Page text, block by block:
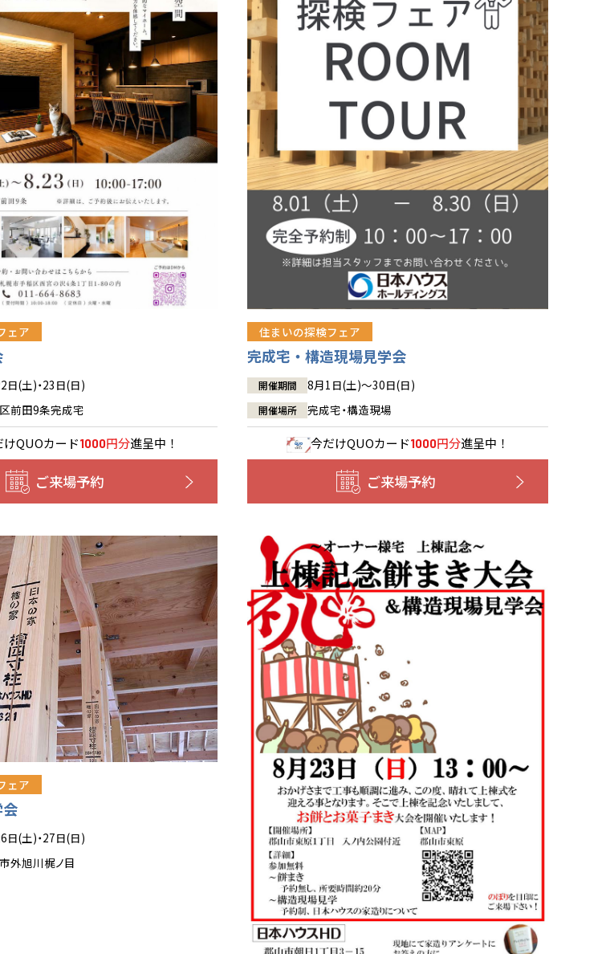
ェア
日(土)・23日(日)
前田9条完成宅
けQUOカード1000円分進呈中！
ご来場予約
住まいの探検フェア
完成宅・構造現場見学会
開催期間 8月1日(土)～30日(日)
開催場所 完成宅・構造現場
今だけQUOカード1000円分進呈中！
ご来場予約
ェア
日(土)・27日(日)
外旭川梶ノ目